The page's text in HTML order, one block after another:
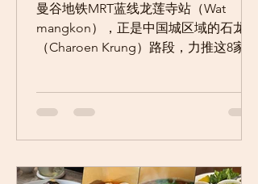
曼谷地铁MRT蓝线龙莲寺站（Wat
mangkon），正是中国城区域的石龙军
（Charoen Krung）路段，力推这8家不
华银行对面的小巷子里，有一家「石龙